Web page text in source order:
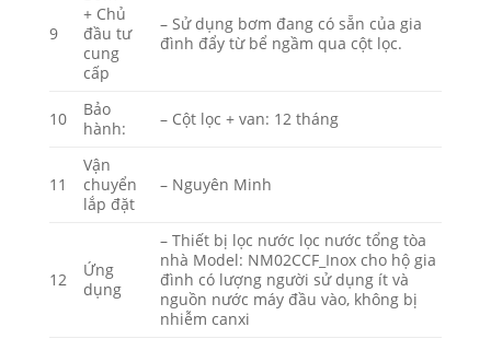
9
+ Chủ
đầu tư
cung
cấp
– Sử dụng bơm đang có sẵn của gia
đình đẩy từ bể ngầm qua cột lọc.
10
Bảo
hành:
– Cột lọc + van: 12 tháng
11
Vận
chuyển
lắp đặt
– Nguyên Minh
12
Ứng
dụng
– Thiết bị lọc nước lọc nước tổng tòa
nhà Model: NM02CCF_Inox cho hộ gia
đình có lượng người sử dụng ít và
nguồn nước máy đầu vào, không bị
nhiễm canxi